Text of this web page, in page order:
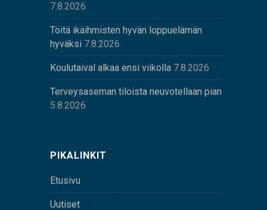
7.8.2026
Töitä ikäihmisten hyvän loppuelämän
hyväksi 7.8.2026
Koulutaival alkaa ensi viikolla 7.8.2026
Terveysaseman tiloista neuvotellaan pian
5.8.2026
PIKALINKIT
Etusivu
Uutiset